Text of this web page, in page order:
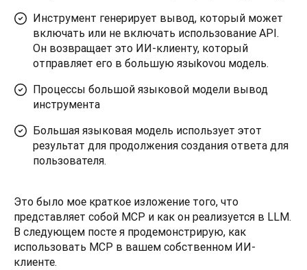
Инструмент генерирует вывод, который может
включать или не включать использование API.
Он возвращает это ИИ-клиенту, который
отправляет его в большую языkovou модель.
Процессы большой языковой модели вывод
инструмента
Большая языковая модель использует этот
результат для продолжения создания ответа для
пользователя.
Это было мое краткое изложение того, что
представляет собой MCP и как он реализуется в LLM.
В следующем посте я продемонстрирую, как
использовать MCP в вашем собственном ИИ-
клиенте.